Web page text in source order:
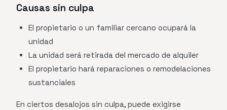
Causas sin culpa
El propietario o un familiar cercano ocupará la
unidad
La unidad será retirada del mercado de alquiler
El propietario hará reparaciones o remodelaciones
sustanciales
En ciertos desalojos sin culpa, puede exigirse